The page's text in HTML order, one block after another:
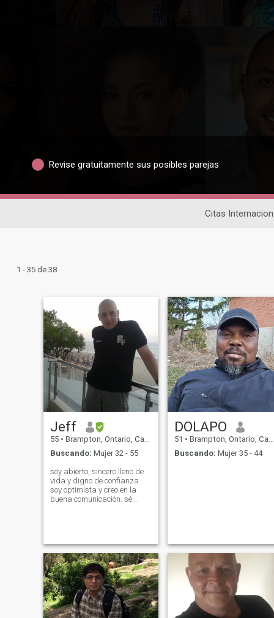
Revise gratuitamente sus posibles parejas
Citas
1 - 35 de 38
Jeff
55 • Brampton, Ontario, Canadá
Buscando: Mujer 32 - 55
soy abierto, sincero lleno de
vida y digno de confianza.
soy optimista y creo en la
buena comunicación. sé
siempre y cuando sigas
adelante, puedo ser serio y
divertido. me gusta familia y
niños y sensibles con
personas necesitadas. He
estudiado teología (soy un
griego cristiano ortodoxo),
inglés como profesor de
DOLAPO
51 • Brampton, Ontario, Canadá
Buscando: Mujer 35 - 44